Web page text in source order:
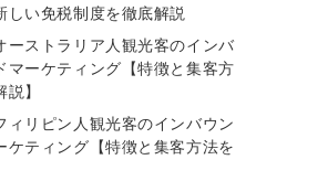
しい免税制度を徹底解説
ーストラリア人観光客のインバ
マーケティング【特徴と集客方
】
ィリピン人観光客のインバウン
ケティング【特徴と集客方法を